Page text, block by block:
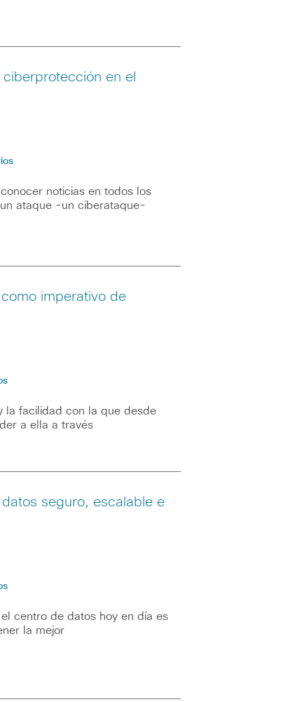
ciberprotección en el
noticias en todos los
ataque -un ciberataque-
imperativo de
la facilidad con la que desde
a ella a través
seguro, escalable e
centro de datos hoy en día es
la mejor